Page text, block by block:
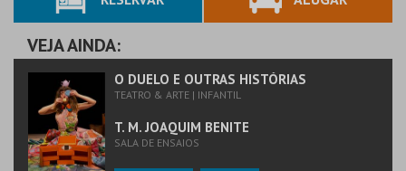
VEJA AINDA:
O DUELO E OUTRAS HISTÓRIAS
TEATRO & ARTE | INFANTIL
T. M. JOAQUIM BENITE
SALA DE ENSAIOS